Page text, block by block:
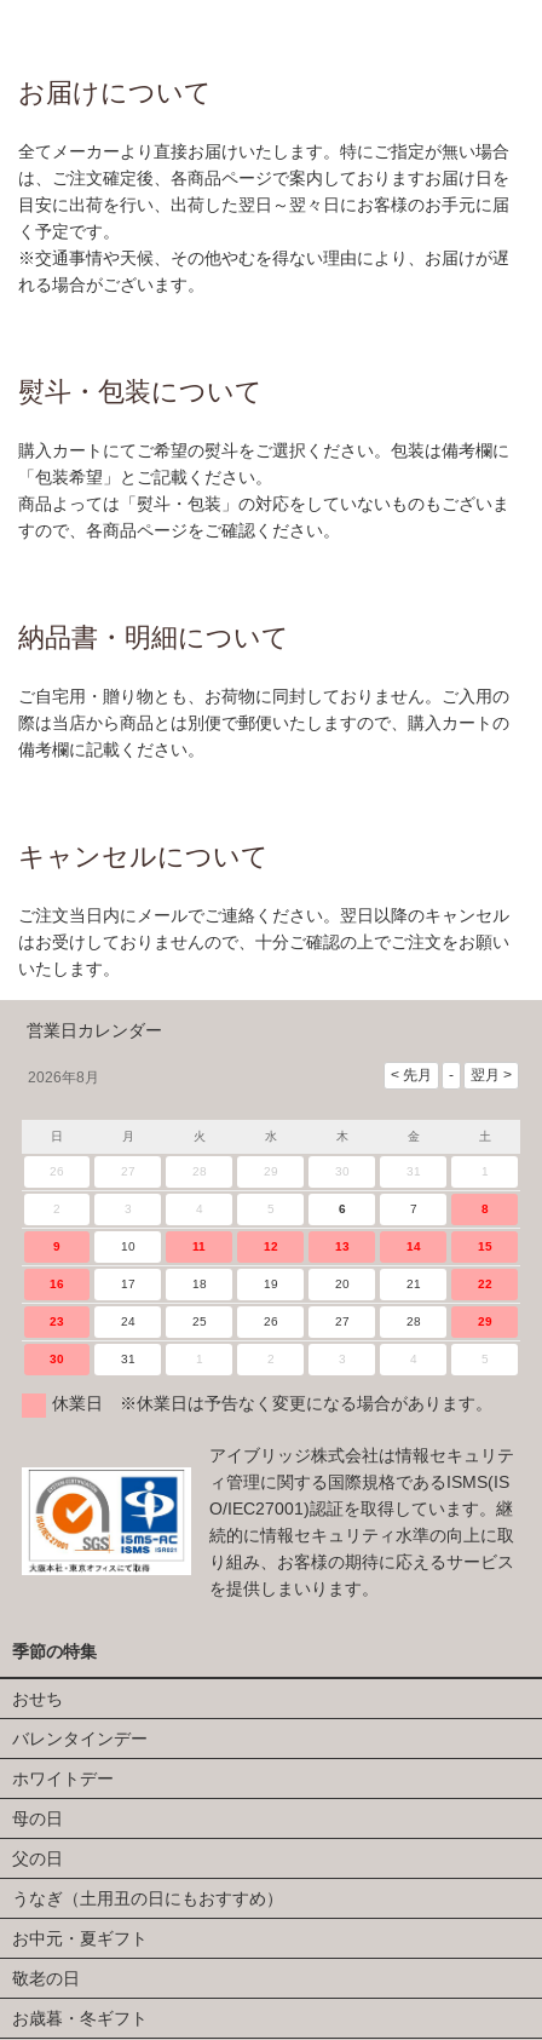
お届けについて
全てメーカーより直接お届けいたします。特にご指定が無い場合
は、ご注文確定後、各商品ページで案内しておりますお届け日を
目安に出荷を行い、出荷した翌日～翌々日にお客様のお手元に届
く予定です。
※交通事情や天候、その他やむを得ない理由により、お届けが遅
れる場合がございます。
熨斗・包装について
購入カートにてご希望の熨斗をご選択ください。包装は備考欄に
「包装希望」とご記載ください。
商品よっては「熨斗・包装」の対応をしていないものもございま
すので、各商品ページをご確認ください。
納品書・明細について
ご自宅用・贈り物とも、お荷物に同封しておりません。ご入用の
際は当店から商品とは別便で郵便いたしますので、購入カートの
備考欄に記載ください。
キャンセルについて
ご注文当日内にメールでご連絡ください。翌日以降のキャンセル
はお受けしておりませんので、十分ご確認の上でご注文をお願い
いたします。
営業日カレンダー
2026年8月
日 月 火 水 木 金 土
26 27 28 29 30 31 1
2 3 4 5 6 7 8
9 10 11 12 13 14 15
16 17 18 19 20 21 22
23 24 25 26 27 28 29
30 31 1 2 3 4 5
休業日 ※休業日は予告なく変更になる場合があります。
アイブリッジ株式会社は情報セキュリテ
ィ管理に関する国際規格であるISMS(IS
O/IEC27001)認証を取得しています。継
続的に情報セキュリティ水準の向上に取
り組み、お客様の期待に応えるサービス
を提供しまいります。
季節の特集
おせち
バレンタインデー
ホワイトデー
母の日
父の日
うなぎ（土用丑の日にもおすすめ）
お中元・夏ギフト
敬老の日
お歳暮・冬ギフト